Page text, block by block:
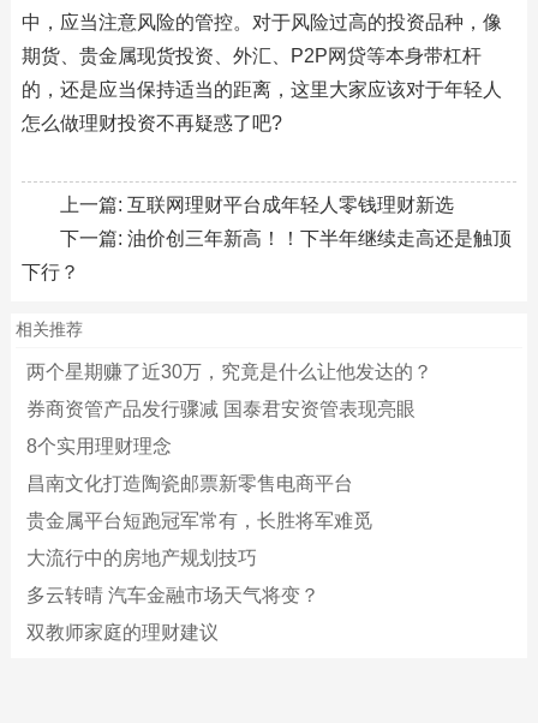
中，应当注意风险的管控。对于风险过高的投资品种，像
期货、贵金属现货投资、外汇、P2P网贷等本身带杠杆
的，还是应当保持适当的距离，这里大家应该对于年轻人
怎么做理财投资不再疑惑了吧?
上一篇: 互联网理财平台成年轻人零钱理财新选
下一篇: 油价创三年新高！！下半年继续走高还是触顶
下行？
相关推荐
两个星期赚了近30万，究竟是什么让他发达的？
券商资管产品发行骤减 国泰君安资管表现亮眼
8个实用理财理念
昌南文化打造陶瓷邮票新零售电商平台
贵金属平台短跑冠军常有，长胜将军难觅
大流行中的房地产规划技巧
多云转晴 汽车金融市场天气将变？
双教师家庭的理财建议